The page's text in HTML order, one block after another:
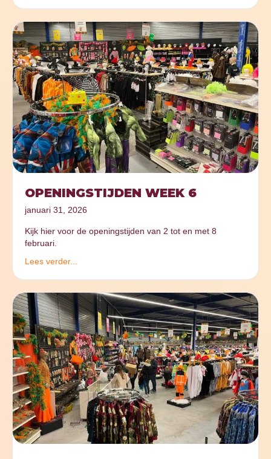
OPENINGSTIJDEN WEEK 6
januari 31, 2026
Kijk hier voor de openingstijden van 2 tot en met 8
februari.
Lees verder...